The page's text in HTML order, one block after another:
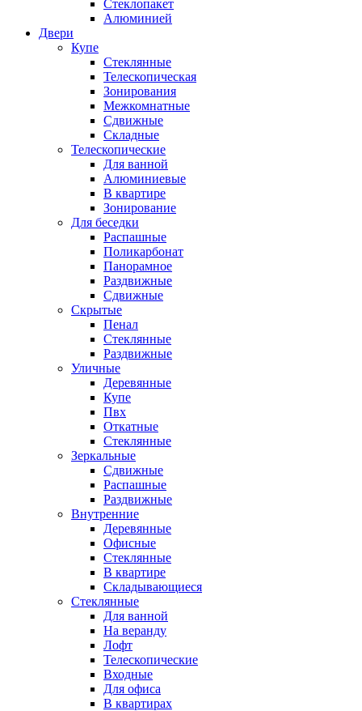
Стеклопакет
Алюминией
Двери
Купе
Стеклянные
Телескопическая
Зонирования
Межкомнатные
Сдвижные
Складные
Телескопические
Для ванной
Алюминиевые
В квартире
Зонирование
Для беседки
Распашные
Поликарбонат
Панорамное
Раздвижные
Сдвижные
Скрытые
Пенал
Стеклянные
Раздвижные
Уличные
Деревянные
Купе
Пвх
Откатные
Стеклянные
Зеркальные
Сдвижные
Распашные
Раздвижные
Внутренние
Деревянные
Офисные
Стеклянные
В квартире
Складывающиеся
Стеклянные
Для ванной
На веранду
Лофт
Телескопические
Входные
Для офиса
В квартирах